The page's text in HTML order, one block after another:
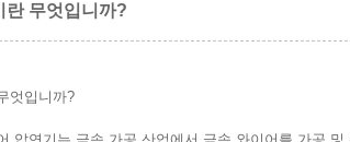
란 무엇입니까?
엇입니까?